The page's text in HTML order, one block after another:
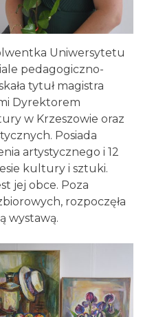
Uniwersytetu
pedagogiczno-
tytuł magistra
Dyrektorem
w Krzeszowie oraz
Posiada
artystycznego i 12
kultury i sztuki.
jej obce. Poza
rozpoczęła
wystawą.